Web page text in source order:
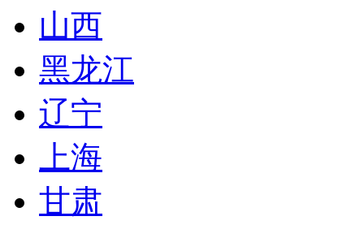
山西
黑龙江
辽宁
上海
甘肃